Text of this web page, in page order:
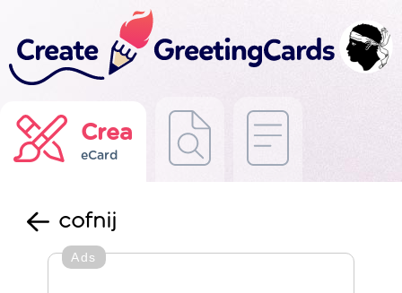
Crea
eCard
cofnij
Ads